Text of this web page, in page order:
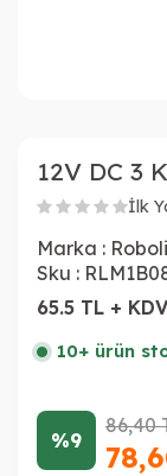
12V DC 3
İlk
Marka :
Sku :
65.5 TL + KDV
10+ ürün
%9
86,40